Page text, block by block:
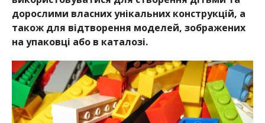
дорослими власних унікальних конструкцій, а
також для відтворення моделей, зображених
на упаковці або в каталозі.